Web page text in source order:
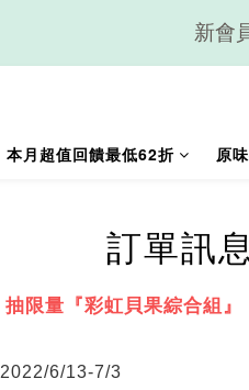
新會
本月超值回饋最低62折 原
訂單訊
抽限量『彩虹貝果綜合組』
2022/6/13-7/3